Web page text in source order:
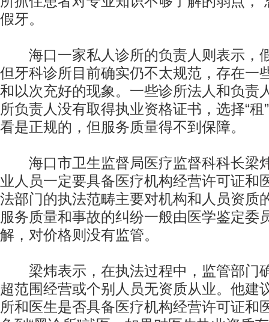
假牙。
海口一家私人诊所的负责人则表示，
但牙科诊所目前确实仍不太规范，存在一
和以次充好的现象。一些诊所法人和负责
所负责人没有取得执业资格证书，选择“租
看是正规的，但服务质量得不到保障。
海口市卫生监督局医疗监督科科长梁
业人员一定要具备医疗机构经营许可证和
法部门的执法范畴主要对机构和人员资质
服务质量和事故的纠纷一般由医学鉴定委
解，对价格则没有监管。
梁炜表示，在执法过程中，监管部门
超范围经营或个别人员无资质从业。他建
所和医生是否具备医疗机构经营许可证和